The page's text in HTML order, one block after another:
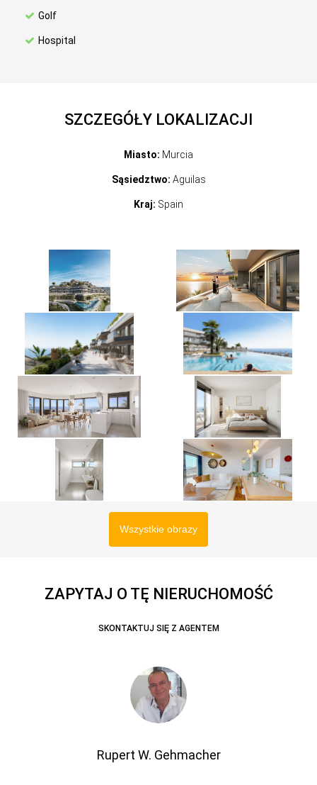
Golf
Hospital
SZCZEGÓŁY LOKALIZACJI
Miasto: Murcia
Sąsiedztwo: Aguilas
Kraj: Spain
Wszystkie obrazy
ZAPYTAJ O TĘ NIERUCHOMOŚĆ
SKONTAKTUJ SIĘ Z AGENTEM
Rupert W. Gehmacher